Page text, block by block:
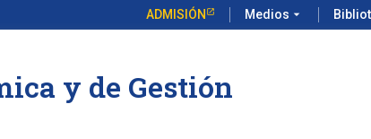
ADMISIÓN Medios arrow_drop_down
y de Gestión